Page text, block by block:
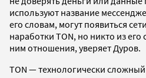
используют название
его словам, могут появиться
наработки TON, но никто из
ним отношения, уверяет Дуров.
TON — технологически